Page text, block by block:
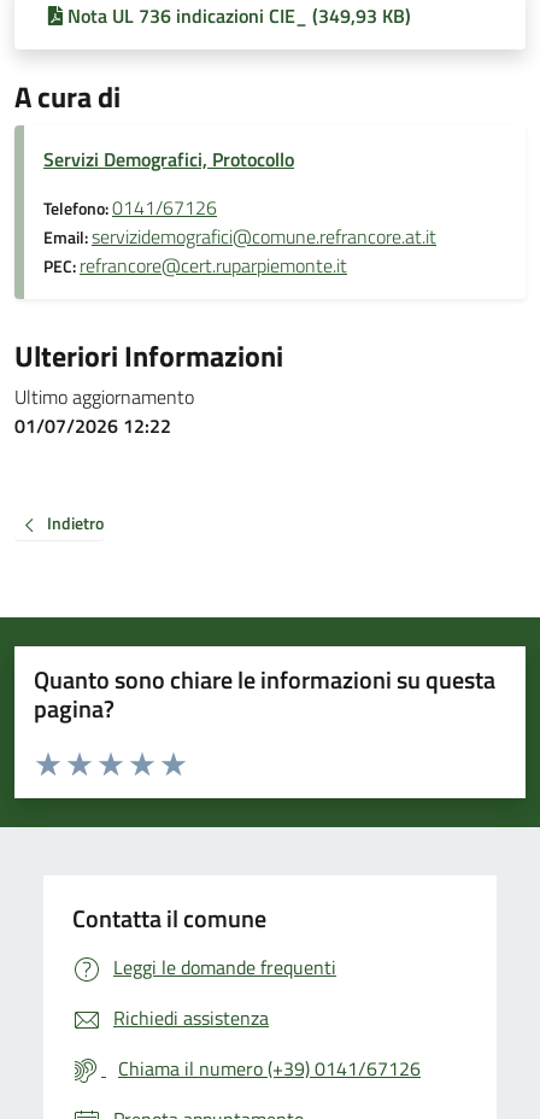
Nota UL 736 indicazioni CIE_ (349,93 KB)
A cura di
Servizi Demografici, Protocollo
Telefono:0141/67126
Email:servizidemografici@comune.refrancore.at.it
PEC:refrancore@cert.ruparpiemonte.it
Ulteriori Informazioni
Ultimo aggiornamento
01/07/2026 12:22
Indietro
Quanto sono chiare le informazioni su questa
pagina?
Valuta da 1 a 5 stelle la pagina
Valuta 5 stelle su 5
Valuta 4 stelle su 5
Valuta 3 stelle su 5
Valuta 2 stelle su 5
Valuta 1 stelle su 5
Contatta il comune
Leggi le domande frequenti
Richiedi assistenza
Chiama il numero (+39) 0141/67126